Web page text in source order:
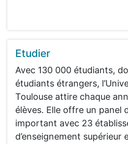
Etudier
Avec 130 000 étudiants,
étudiants étrangers,
Toulouse attire chaque
élèves. Elle offre un panel
important avec 23
d’enseignement supérieur